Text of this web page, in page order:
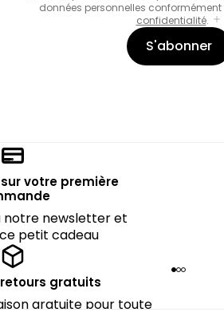
données personnelles conformément
confidentialité.
S'abonner
votre première
notre newsletter et
petit cadeau
gratuits
gratuite pour toute